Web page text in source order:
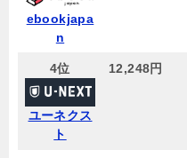
ebookjapa
n
4位
ユーネクス
ト
12,248円